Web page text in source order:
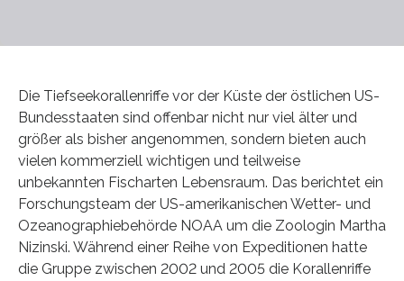
Die Tiefseekorallenriffe vor der Küste der östlichen US-
Bundesstaaten sind offenbar nicht nur viel älter und
größer als bisher angenommen, sondern bieten auch
vielen kommerziell wichtigen und teilweise
unbekannten Fischarten Lebensraum. Das berichtet ein
Forschungsteam der US-amerikanischen Wetter- und
Ozeanographiebehörde NOAA um die Zoologin Martha
Nizinski. Während einer Reihe von Expeditionen hatte
die Gruppe zwischen 2002 und 2005 die Korallenriffe